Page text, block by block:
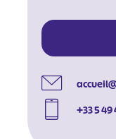
+33 5 49